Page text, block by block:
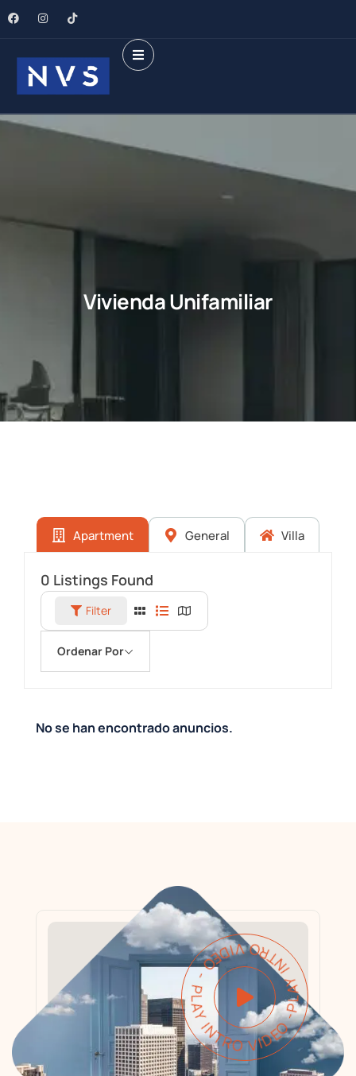
Vivienda Unifamiliar
Apartment General Villa
0 Listings Found
Filter
Ordenar Por
No se han encontrado anuncios.
PLAY INTRO VIDEO - PLAY INTRO VIDEO -